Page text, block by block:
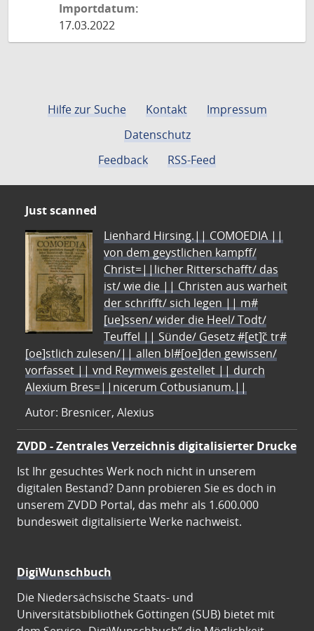
Importdatum:
17.03.2022
Hilfe zur Suche Kontakt
Impressum
Datenschutz
Feedback
RSS-Feed
Just scanned
Lienhard Hirsing.|| COMOEDIA ||
von dem geystlichen kampff/
Christ=||licher Ritterschafft/ das
ist/ wie die || Christen aus warheit
der schrifft/ sich legen || m#
[ue]ssen/ wider die Heel/ Todt/
Teuffel || Sünde/ Gesetz #[et]c̃ tr#
[oe]stlich zulesen/|| allen bl#[oe]den gewissen/
vorfasset || vnd Reymweis gestellet || durch
Alexium Bres=||nicerum Cotbusianum.||
Autor: Bresnicer, Alexius
ZVDD - Zentrales Verzeichnis digitalisierter Drucke
Ist Ihr gesuchtes Werk noch nicht in unserem
digitalen Bestand? Dann probieren Sie es doch in
unserem ZVDD Portal, das mehr als 1.600.000
bundesweit digitalisierte Werke nachweist.
DigiWunschbuch
Die Niedersächsische Staats- und
Universitätsbibliothek Göttingen (SUB) bietet mit